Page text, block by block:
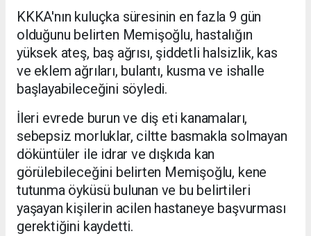
KKKA'nın kuluçka süresinin en fazla 9 gün
olduğunu belirten Memişoğlu, hastalığın
yüksek ateş, baş ağrısı, şiddetli halsizlik, kas
ve eklem ağrıları, bulantı, kusma ve ishalle
başlayabileceğini söyledi.
İleri evrede burun ve diş eti kanamaları,
sebepsiz morluklar, ciltte basmakla solmayan
döküntüler ile idrar ve dışkıda kan
görülebileceğini belirten Memişoğlu, kene
tutunma öyküsü bulunan ve bu belirtileri
yaşayan kişilerin acilen hastaneye başvurması
gerektiğini kaydetti.